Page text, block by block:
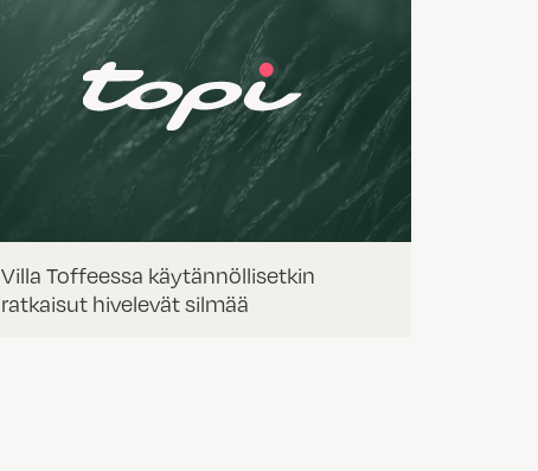
Villa Toffeessa käytännöllisetkin
ratkaisut hivelevät silmää